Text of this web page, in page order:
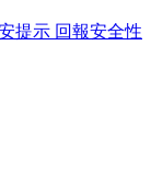
提示 回報安全性